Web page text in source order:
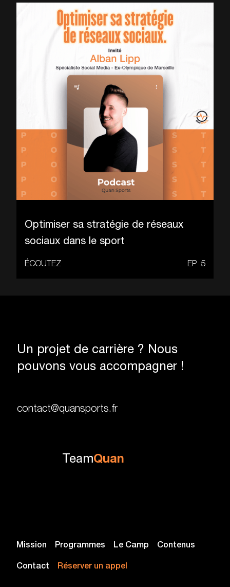
Optimiser sa stratégie de réseaux
sociaux dans le sport
ÉCOUTEZ EP 5
Un projet de carrière ? Nous
pouvons vous accompagner !
contact@quansports.fr
TeamQuan
Mission Programmes Le Camp Contenus
Contact Réserver un appel